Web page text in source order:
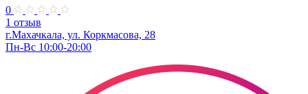
0
1 отзыв
г.Махачкала, ул. Коркмасова, 28
Пн-Вс 10:00-20:00